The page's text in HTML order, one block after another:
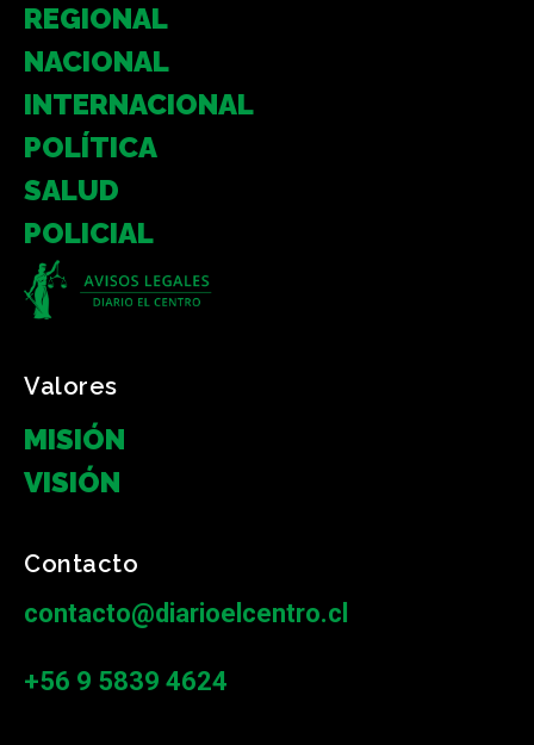
REGIONAL
NACIONAL
INTERNACIONAL
POLÍTICA
SALUD
POLICIAL
Valores
MISIÓN
VISIÓN
Contacto
contacto@diarioelcentro.cl
+56 9 5839 4624